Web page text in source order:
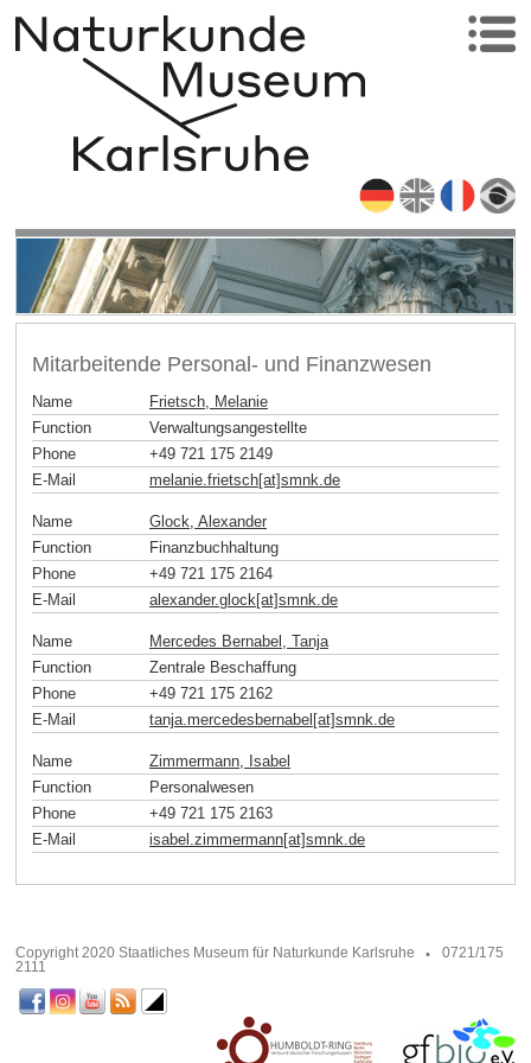
Mitarbeitende Personal- und Finanzwesen
Name
Frietsch, Melanie
Function
Verwaltungsangestellte
Phone
+49 721 175 2149
E-Mail
melanie.frietsch[at]smnk.de
Name
Glock, Alexander
Function
Finanzbuchhaltung
Phone
+49 721 175 2164
E-Mail
alexander.glock[at]smnk.de
Name
Mercedes Bernabel, Tanja
Function
Zentrale Beschaffung
Phone
+49 721 175 2162
E-Mail
tanja.mercedesbernabel[at]smnk.de
Name
Zimmermann, Isabel
Function
Personalwesen
Phone
+49 721 175 2163
E-Mail
isabel.zimmermann[at]smnk de
Copyright 2020 Staatliches Museum für Naturkunde Karlsruhe
0721/175
2111